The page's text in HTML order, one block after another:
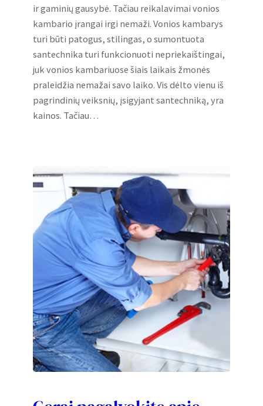
ir gaminių gausybė. Tačiau reikalavimai vonios
kambario įrangai irgi nemaži. Vonios kambarys
turi būti patogus, stilingas, o sumontuota
santechnika turi funkcionuoti nepriekaištingai,
juk vonios kambariuose šiais laikais žmonės
praleidžia nemažai savo laiko. Vis dėlto vienu iš
pagrindinių veiksnių, įsigyjant santechniką, yra
kainos. Tačiau…